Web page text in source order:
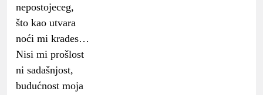
nepostojeceg,
što kao utvara
noći mi krades…
Nisi mi prošlost
ni sadašnjost,
budućnost moja